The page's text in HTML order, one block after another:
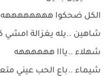
الكل ضحكوا ههههههههه
شاهين ..يله يغزالة امشي
شهلاء ..يااا ههههههه
شيماء ..باع الحب عيني